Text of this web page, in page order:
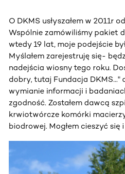
O DKMS usłyszałem w 2011r
Wspólnie zamówiliśmy pakiet
wtedy 19 lat, moje podejście
Myślałem zarejestruję się-
nadejścia wiosny tego roku.
dobry, tutaj Fundacja DKMS..."
wymianie informacji i
zgodność. Zostałem dawcą
krwiotwórcze komórki
biodrowej. Mogłem cieszyć się